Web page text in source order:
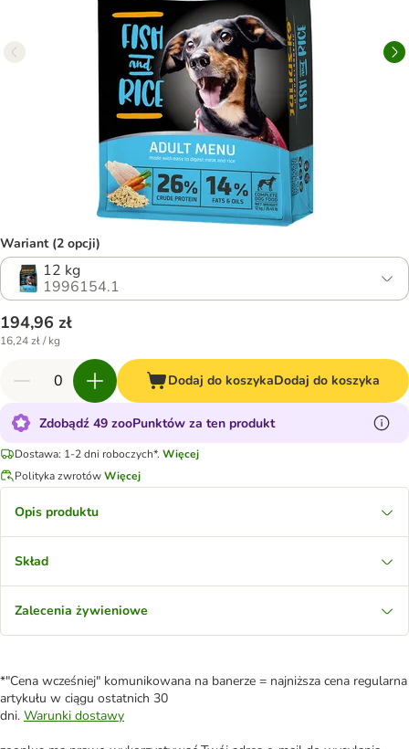
Wariant (2 opcji)
12 kg
1996154.1
194,96 zł
16,24 zł / kg
Dodaj do koszykaDodaj do koszyka
Zdobądź 49 zooPunktów za ten produkt
Dostawa: 1-2 dni roboczych*. Więcej
Polityka zwrotówWięcej
Opis produktu
Skład
Zalecenia żywieniowe
*"Cena wcześniej" komunikowana na banerze = najniższa cena regularna
artykułu w ciągu ostatnich 30
dni. Warunki dostawy